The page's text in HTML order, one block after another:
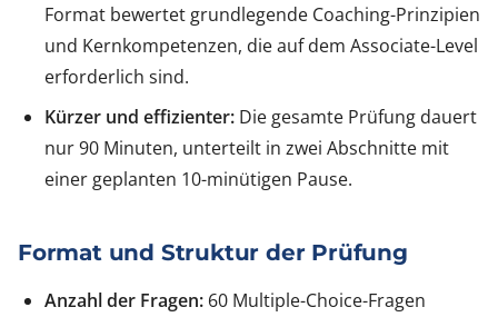
Format bewertet grundlegende Coaching-Prinzipien
und Kernkompetenzen, die auf dem Associate-Level
erforderlich sind.
Kürzer und effizienter: Die gesamte Prüfung dauert
nur 90 Minuten, unterteilt in zwei Abschnitte mit
einer geplanten 10-minütigen Pause.
Format und Struktur der Prüfung
Anzahl der Fragen: 60 Multiple-Choice-Fragen